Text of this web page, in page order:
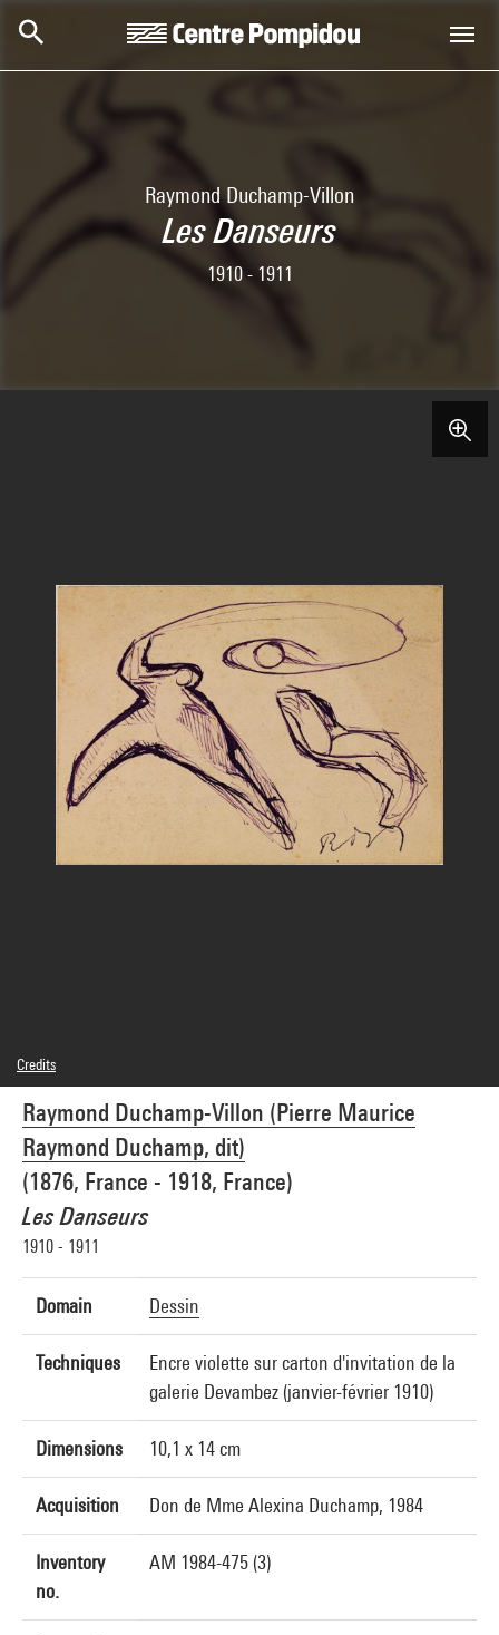
Raymond Duchamp-Villon
Les Danseurs
1910 - 1911
Raymond Duchamp-Villon (Pierre Maurice
Raymond Duchamp, dit)
(1876, France - 1918, France)
Les Danseurs
1910 - 1911
Domain Dessin
Techniques
Encre violette sur carton d'invitation de la
galerie Devambez (janvier-février 1910)
Dimensions 10,1 x 14 cm
Acquisition Don de Mme Alexina Duchamp, 1984
Inventory
no.
AM 1984-475 (3)
Credits
Domaine public
Photo credits : Centre Pompidou, MNAM-CCI/Georges Meguerditchian/Dist.
GrandPalaisRmn
Image reference : 4N74942
Image presentation :GrandPalaisRmnPhoto